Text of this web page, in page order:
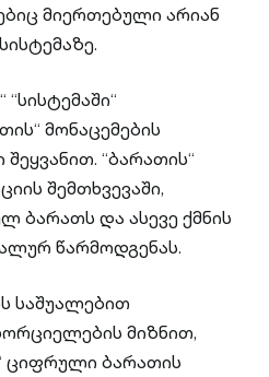
მიერთებული არიან
მონაცემების
“ბარათის“
შემთხვევაში,
ბარათს და ასევე ქმნის
წარმოდგენას.
საშუალებით
მიზნით,
ციფრული ბარათის